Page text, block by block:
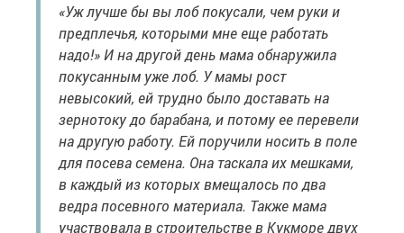
«Уж лучше бы вы лоб покусали, чем руки и
предплечья, которыми мне еще работать
надо!» И на другой день мама обнаружила
покусанным уже лоб. У мамы рост
невысокий, ей трудно было доставать на
зернотоку до барабана, и потому ее перевели
на другую работу. Ей поручили носить в поле
для посева семена. Она таскала их мешками,
в каждый из которых вмещалось по два
ведра посевного материала. Также мама
участвовала в строительстве в Кукморе двух